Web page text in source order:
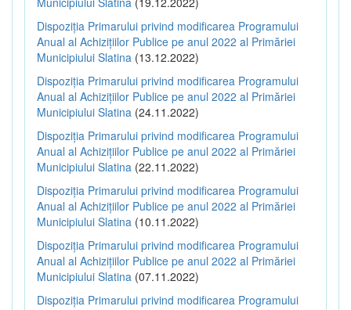
Dispoziția Primarului privind modificarea Programului
Anual al Achizițiilor Publice pe anul 2022 al Primăriei
Municipiului Slatina (13.12.2022)
Dispoziția Primarului privind modificarea Programului
Anual al Achizițiilor Publice pe anul 2022 al Primăriei
Municipiului Slatina (24.11.2022)
Dispoziția Primarului privind modificarea Programului
Anual al Achizițiilor Publice pe anul 2022 al Primăriei
Municipiului Slatina (22.11.2022)
Dispoziția Primarului privind modificarea Programului
Anual al Achizițiilor Publice pe anul 2022 al Primăriei
Municipiului Slatina (10.11.2022)
Dispoziția Primarului privind modificarea Programului
Anual al Achizițiilor Publice pe anul 2022 al Primăriei
Municipiului Slatina (07.11.2022)
Dispoziția Primarului privind modificarea Programului